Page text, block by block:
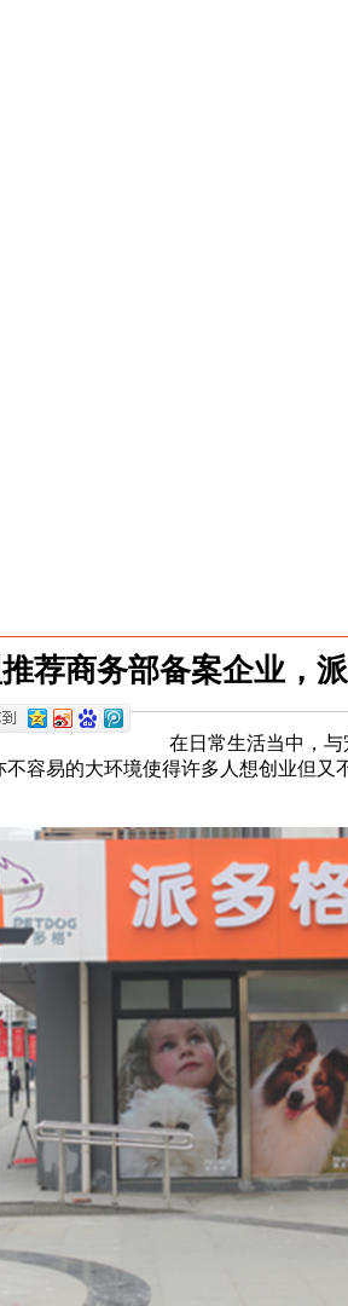
荐商务部备案企业，
在日常生活当中，
容易的大环境使得许多人想创业但